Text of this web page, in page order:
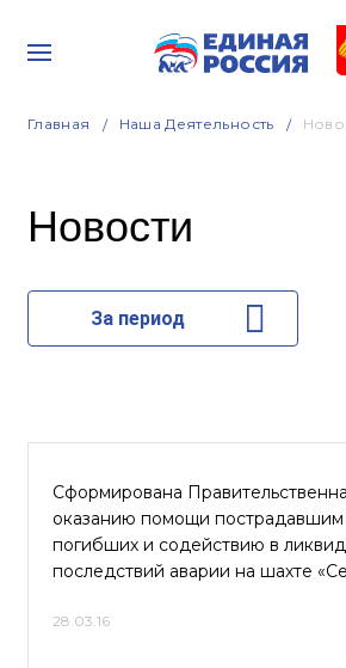
Главная Наша Деятельность
Новости
За период
Сформирована
оказанию помощи пострадавшим
погибших и содействию в
последствий аварии на шахте
28.03.16